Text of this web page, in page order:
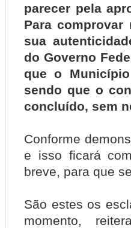
parecer pela
Para
sua
do Governo
que o
sendo que o
concluído, sem
Conforme
e isso ficará
breve, para que
São estes os
momento,